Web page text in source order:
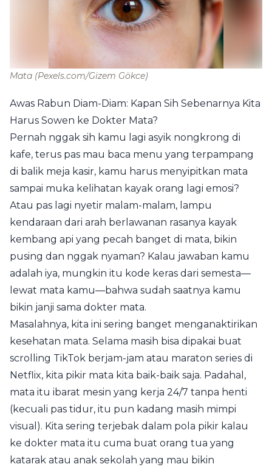
Mata (Pexels.com/Gizem Gökce)
Awas Rabun Diam-Diam: Kapan Sih Sebenarnya Kita
Harus Sowen ke Dokter Mata?
Pernah nggak sih kamu lagi asyik nongkrong di
kafe, terus pas mau baca menu yang terpampang
di balik meja kasir, kamu harus menyipitkan mata
sampai muka kelihatan kayak orang lagi emosi?
Atau pas lagi nyetir malam-malam, lampu
kendaraan dari arah berlawanan rasanya kayak
kembang api yang pecah banget di mata, bikin
pusing dan nggak nyaman? Kalau jawaban kamu
adalah iya, mungkin itu kode keras dari semesta—
lewat mata kamu—bahwa sudah saatnya kamu
bikin janji sama dokter mata.
Masalahnya, kita ini sering banget menganaktirikan
kesehatan mata. Selama masih bisa dipakai buat
scrolling TikTok berjam-jam atau maraton series di
Netflix, kita pikir mata kita baik-baik saja. Padahal,
mata itu ibarat mesin yang kerja 24/7 tanpa henti
(kecuali pas tidur, itu pun kadang masih mimpi
visual). Kita sering terjebak dalam pola pikir kalau
ke dokter mata itu cuma buat orang tua yang
katarak atau anak sekolah yang mau bikin